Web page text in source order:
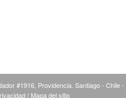
#1916, Providencia. Santiago - Chile -
| Mapa del sitio